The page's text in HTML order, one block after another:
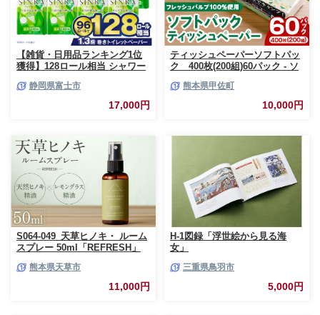
【雑貨・日用品ランキング1位
獲得】128ロール相当 シャワー
ー ダブル プレミアムシンラ 96
ロール (12R×8パック) 配達時間
指定可能 1.3倍巻き トイレット
ーパー 人気 おすすめ [sf001-
012]
静岡県富士市
17,000円
ティッシュペーパーソフトパッ
ク 400枚(200組)60パック - ソ
ー 生活用品 雑貨 日用品 必需品
紙 常備品 まとめ買い 備蓄 防災
ストック 熊本県 甲佐町【ZC】
熊本県甲佐町
10,000円
S064-049_天草ヒノキ・ ルーム
スプレー 50ml「REFRESH」
熊本県天草市
11,000円
H-1図録「浮世絵から見る海
女」
三重県鳥羽市
5,000円